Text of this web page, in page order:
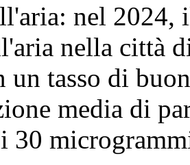
nel 2024,
nella città
un tasso di
media di
30